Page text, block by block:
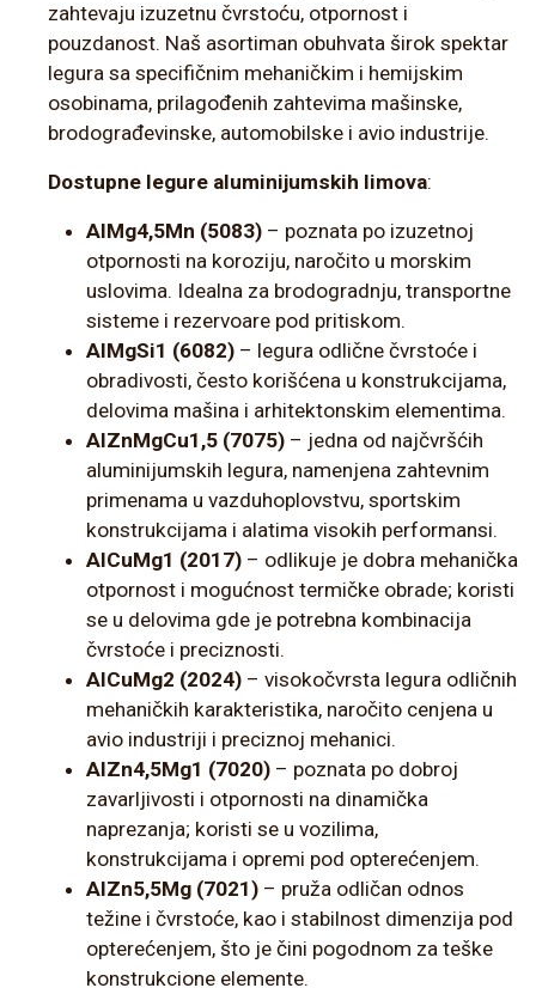
zahtevaju izuzetnu čvrstoću, otpornost i
pouzdanost. Naš asortiman obuhvata širok spektar
legura sa specifičnim mehaničkim i hemijskim
osobinama, prilagođenih zahtevima mašinske,
brodograđevinske, automobilske i avio industrije.
Dostupne legure aluminijumskih limova:
AlMg4,5Mn (5083) – poznata po izuzetnoj
otpornosti na koroziju, naročito u morskim
uslovima. Idealna za brodogradnju, transportne
sisteme i rezervoare pod pritiskom.
AlMgSi1 (6082) – legura odlične čvrstoće i
obradivosti, često korišćena u konstrukcijama,
delovima mašina i arhitektonskim elementima.
AlZnMgCu1,5 (7075) – jedna od najčvršćih
aluminijumskih legura, namenjena zahtevnim
primenama u vazduhoplovstvu, sportskim
konstrukcijama i alatima visokih performansi.
AlCuMg1 (2017) – odlikuje je dobra mehanička
otpornost i mogućnost termičke obrade; koristi
se u delovima gde je potrebna kombinacija
čvrstoće i preciznosti.
AlCuMg2 (2024) – visokočvrsta legura odličnih
mehaničkih karakteristika, naročito cenjena u
avio industriji i preciznoj mehanici.
AlZn4,5Mg1 (7020) – poznata po dobroj
zavarljivosti i otpornosti na dinamička
naprezanja; koristi se u vozilima,
konstrukcijama i opremi pod opterećenjem.
AlZn5,5Mg (7021) – pruža odličan odnos
težine i čvrstoće, kao i stabilnost dimenzija pod
opterećenjem, što je čini pogodnom za teške
konstrukcione elemente.